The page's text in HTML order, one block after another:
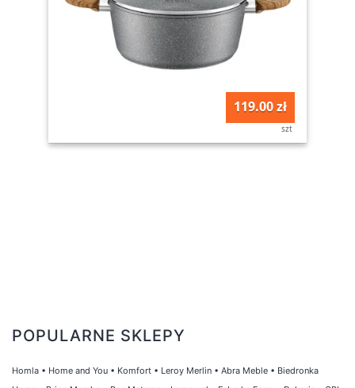
119.00 zł
szt
POPULARNE SKLEPY
Homla • Home and You • Komfort • Leroy Merlin • Abra Meble • Biedronka